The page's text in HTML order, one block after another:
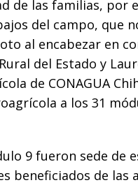
p
ar
ti
r
de las familias, por
del campo, que
al encabezar en
del Estado y
de CONAGUA
a los 31
9 fueron sede de
beneficiados de las